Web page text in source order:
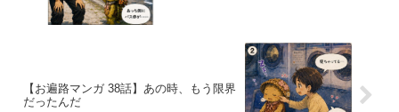
【お遍路マンガ 38話】あの時、もう限界
だったんだ